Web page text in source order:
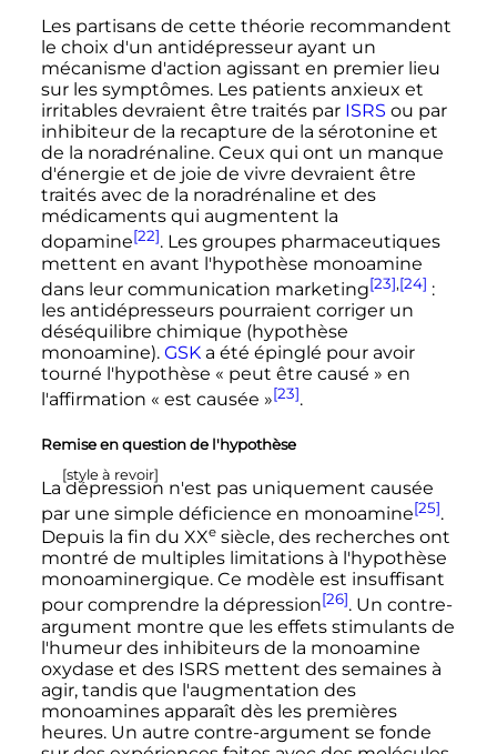
Les partisans de cette théorie recommandent
le choix d'un antidépresseur ayant un
mécanisme d'action agissant en premier lieu
sur les symptômes. Les patients anxieux et
irritables devraient être traités par ISRS ou par
inhibiteur de la recapture de la sérotonine et
de la noradrénaline. Ceux qui ont un manque
d'énergie et de joie de vivre devraient être
traités avec de la noradrénaline et des
médicaments qui augmentent la
dopamine[22]. Les groupes pharmaceutiques
mettent en avant l'hypothèse monoamine
dans leur communication marketing[23],[24] :
les antidépresseurs pourraient corriger un
déséquilibre chimique (hypothèse
monoamine). GSKa été épinglé pour avoir
tourné l'hypothèse « peut être causé » en
l'affirmation « est causée »[23].
Remise en question de l'hypothèse
La dépression n'est pas uniquement causée
par une simple déficience en monoamine[25].
Depuis la fin du XXesiècle, des recherches ont
montré de multiples limitations à l'hypothèse
monoaminergique. Ce modèle est insuffisant
pour comprendre la dépression[26]. Un contre-
argument montre que les effets stimulants de
l'humeur des inhibiteurs de la monoamine
oxydase et des ISRS mettent des semaines à
agir, tandis que l'augmentation des
monoamines apparaît dès les premières
heures. Un autre contre-argument se fonde
[style à revoir]